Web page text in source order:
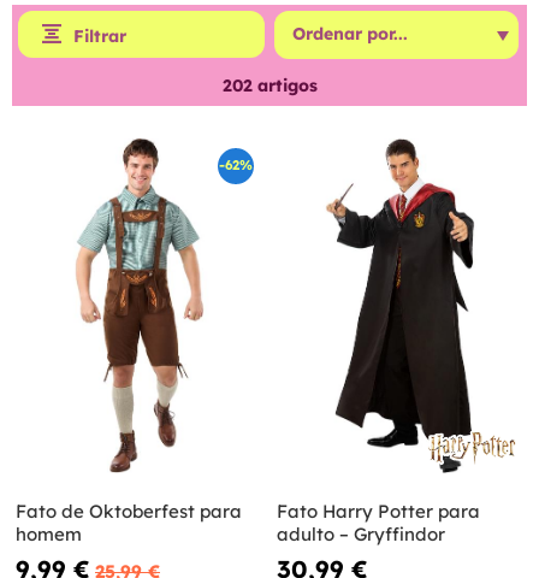
Filtrar
202artigos
-62%
Fato de Oktoberfest para
homem
9,99 € 25,99 €
Fato Harry Potter para
adulto – Gryffindor
30,99 €